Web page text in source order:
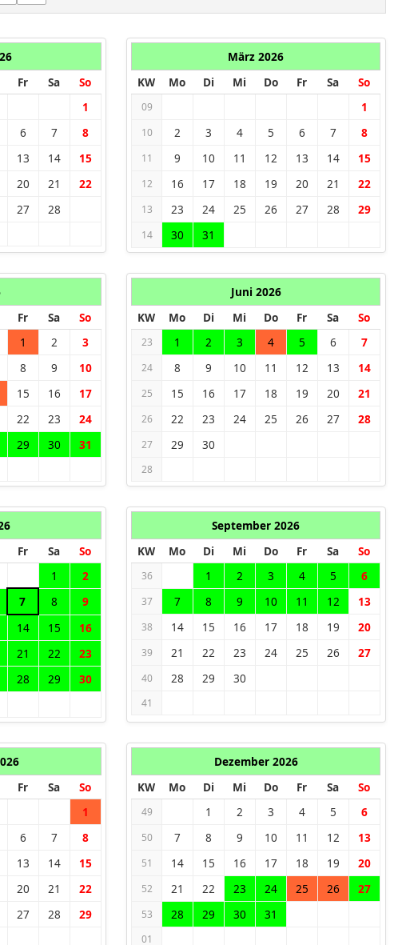
Fr Sa So
1
6 7 8
13 14 15
20 21 22
27 28
März 2026
KW
Mo Di Mi Do Fr Sa So
09 1
10 2 3 4 5 6 7 8
11 9 10 11 12 13 14 15
12 16 17 18 19 20 21 22
13 23 24 25 26 27 28 29
14 30 31
Fr Sa So
1 2 3
8 9 10
15 16 17
22 23 24
29 30 31
Juni 2026
KW
Mo Di Mi Do Fr Sa So
23 1 2 3 4 5 6 7
24 8 9 10 11 12 13 14
25 15 16 17 18 19 20 21
26 22 23 24 25 26 27 28
27 29 30
28
Fr Sa So
1 2
7 8 9
14 15 16
21 22 23
28 29 30
September 2026
KW
Mo Di Mi Do Fr Sa So
36 1 2 3 4 5 6
37 7 8 9 10 11 12 13
38 14 15 16 17 18 19 20
39 21 22 23 24 25 26 27
40 28 29 30
41
Fr Sa So
1
6 7 8
13 14 15
20 21 22
27 28 29
Dezember 2026
KW
Mo Di Mi Do Fr Sa So
49 1 2 3 4 5 6
50 7 8 9 10 11 12 13
51 14 15 16 17 18 19 20
52 21 22 23 24 25 26 27
53 28 29 30 31
01